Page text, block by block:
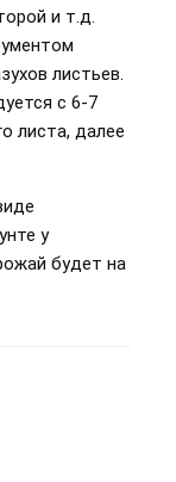
и т.д.
листьев.
с 6-7
листа, далее
у
будет на